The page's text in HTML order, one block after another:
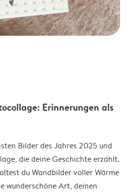
Erinnerungen als
Bilder des Jahres 2025 und
die deine Geschichte erzählt.
du Wandbilder voller Wärme
wunderschöne Art, deinen